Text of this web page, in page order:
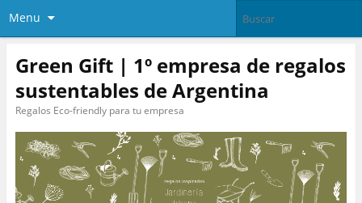
Menu
Green Gift | 1º empresa de regalos
sustentables de Argentina
Regalos Eco-friendly para tu empresa